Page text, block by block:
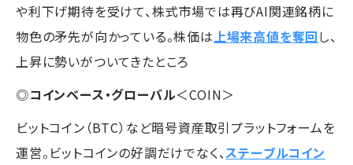
や利下げ期待を受けて、株式市場では再びAI関連銘柄に
物色の矛先が向かっている。株価は上場来高値を奪回し、
上昇に勢いがついてきたところ
◎コインベース・グローバル＜COIN＞
ビットコイン（BTC）など暗号資産取引プラットフォームを
運営。ビットコインの好調だけでなく、ステーブルコイン